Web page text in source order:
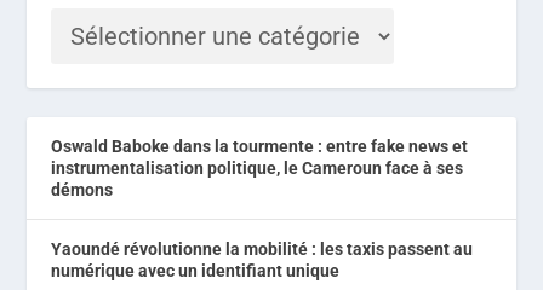
Oswald Baboke dans la tourmente : entre fake news et
instrumentalisation politique, le Cameroun face à ses
démons
Yaoundé révolutionne la mobilité : les taxis passent au
numérique avec un identifiant unique